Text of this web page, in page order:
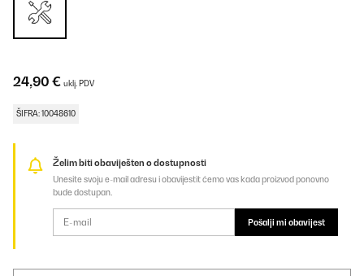
24,90 € uklj. PDV
ŠIFRA: 10048610
Želim biti obaviješten o dostupnosti
Unesite svoju e-mail adresu i obavijestit ćemo vas kada proizvod ponovno
bude dostupan.
Pošalji mi obavijest